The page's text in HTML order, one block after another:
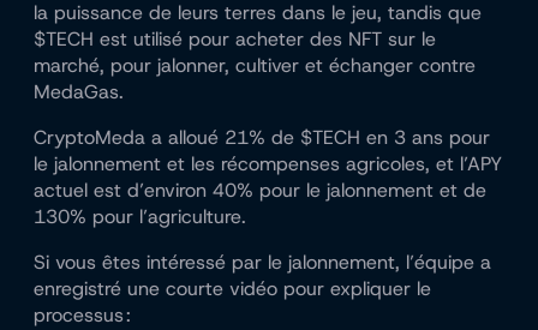
la puissance de leurs terres dans le jeu, tandis que
$TECH est utilisé pour acheter des NFT sur le
marché, pour jalonner, cultiver et échanger contre
MedaGas.
CryptoMeda a alloué 21% de $TECH en 3 ans pour
le jalonnement et les récompenses agricoles, et l’APY
actuel est d’environ 40% pour le jalonnement et de
130% pour l’agriculture.
Si vous êtes intéressé par le jalonnement, l’équipe a
enregistré une courte vidéo pour expliquer le
processus :